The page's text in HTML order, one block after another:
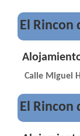
El Rincon
Calle Miguel
El Rincon